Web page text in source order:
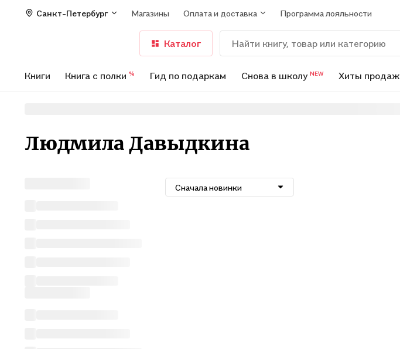
Санкт-Петербург Магазины Оплата и доставка Программа лояльности
Каталог
Книги Книга с полки % Гид по подаркам Снова в школу NEW Хиты продаж
Людмила Давыдкина
Сначала новинки